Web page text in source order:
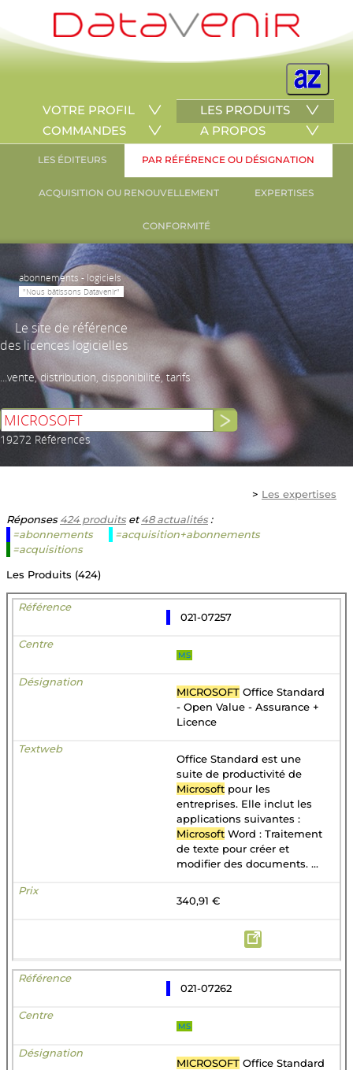
VOTRE PROFIL
LES PRODUITS
COMMANDES
A PROPOS
LES ÉDITEURS PAR RÉFÉRENCE OU DÉSIGNATION
ACQUISITION OU RENOUVELLEMENT EXPERTISES
CONFORMITÉ
abonnements - logiciels
"Nous bâtissons Datavenir"
Le site de référence
des licences logicielles
...vente, distribution, disponibilité, tarifs
19272 Références
> Les expertises
Réponses424 produitset48 actualités:
=abonnements
=acquisition+abonnements
=acquisitions
Les Produits (424)
021-07257
MS
MICROSOFT Office Standard
- Open Value - Assurance +
Licence
Office Standard est une
suite de productivité de
Microsoft pour les
entreprises. Elle inclut les
applications suivantes :
Microsoft Word : Traitement
de texte pour créer et
modifier des documents. ...
340,91 €
021-07262
MS
MICROSOFT Office Standard